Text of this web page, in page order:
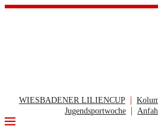
WIESBADENER LILIENCUP |
Jugendsportwoche |